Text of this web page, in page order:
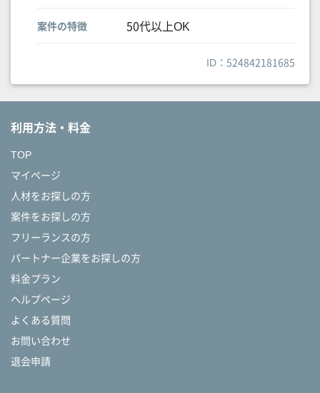
案件の特徴 50代以上OK
ID：524842181685
利用方法・料金
TOP
マイページ
人材をお探しの方
案件をお探しの方
フリーランスの方
パートナー企業をお探しの方
料金プラン
ヘルプページ
よくある質問
お問い合わせ
退会申請